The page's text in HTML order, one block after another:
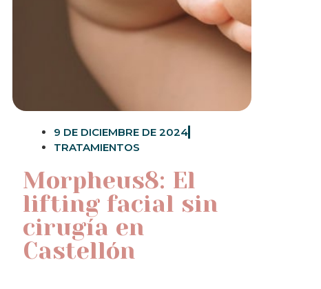
9 DE DICIEMBRE DE 2024
TRATAMIENTOS
Morpheus8: El
lifting facial sin
cirugía en
Castellón